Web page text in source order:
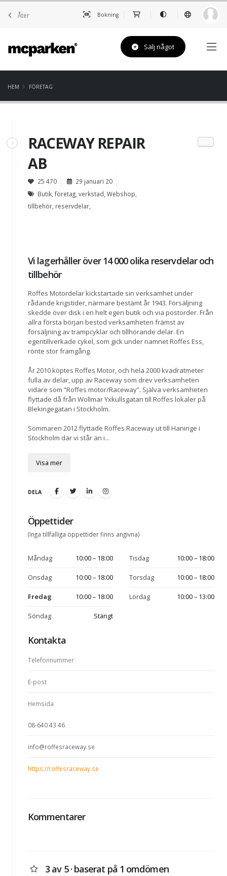
Åter Bokning
Sälj något
HEM FÖRETAG
RACEWAY REPAIR
AB
25 470
29 januari 20
Butik, företag, verkstad, Webshop,
tillbehör, reservdelar,
Vi lagerhåller över 14 000 olika reservdelar och
tillbehör
Roffes Motordelar kickstartade sin verksamhet under
rådande krigstider, närmare bestämt år 1943. Försäljning
skedde över disk i en helt egen butik och via postorder. Från
allra första början bestod verksamheten främst av
försäljning av trampcyklar och tillhörande delar. En
egentillverkade cykel, som gick under namnet Roffes Ess,
rönte stor framgång.
År 2010 köptes Roffes Motor, och hela 2000 kvadratmeter
fulla av delar, upp av Raceway som drev verksamheten
vidare som ”Roffes motor/Raceway”. Själva verksamheten
flyttade då från Wollmar Yxkullsgatan till Roffes lokaler på
Blekingegatan i Stockholm.
Sommaren 2012 flyttade Roffes Raceway ut till Haninge i
Stockholm där vi står än i...
Visa mer
DELA
Öppettider
(Inga tillfälliga öppettider finns angivna)
Måndag 10:00 – 18:00 Tisdag 10:00 – 18:00
Onsdag 10:00 – 18:00 Torsdag 10:00 – 18:00
Fredag 10:00 – 18:00 Lördag 10:00 – 13:00
Söndag Stängt
Kontakta
Telefonnummer
E-post
Hemsida
08-640 43 46
info@roffesraceway.se
https://roffesraceway.se
Kommentarer
3 av 5 · baserat på 1 omdömen